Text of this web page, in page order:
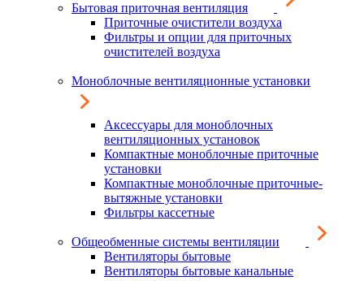
Бытовая приточная вентиляция
Приточные очистители воздуха
Фильтры и опции для приточных
очистителей воздуха
Моноблочные вентиляционные установки
Аксессуары для моноблочных
вентиляционных установок
Компактные моноблочные приточные
установки
Компактные моноблочные приточные-
вытяжные установки
Фильтры кассетные
Общеобменные системы вентиляции
Вентиляторы бытовые
Вентиляторы бытовые канальные